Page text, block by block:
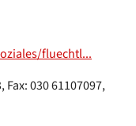
fluechtl...
Fax: 030 61107097,